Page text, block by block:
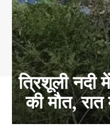
त्रिशूली नदी
की मौत,